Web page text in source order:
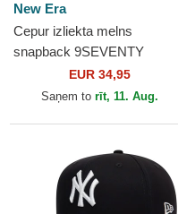
New Era
Cepur izliekta melns
snapback 9SEVENTY
Stretch Snap Stated no
Chicago Blackhawks NHL no
EUR 34,95
Saņem to rīt, 11. Aug.